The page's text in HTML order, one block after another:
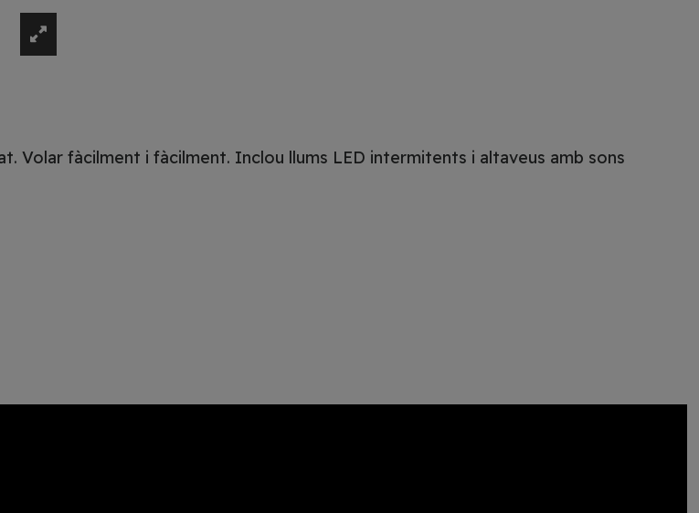
Volar fàcilment i fàcilment. Inclou llums LED intermitents i altaveus amb sons